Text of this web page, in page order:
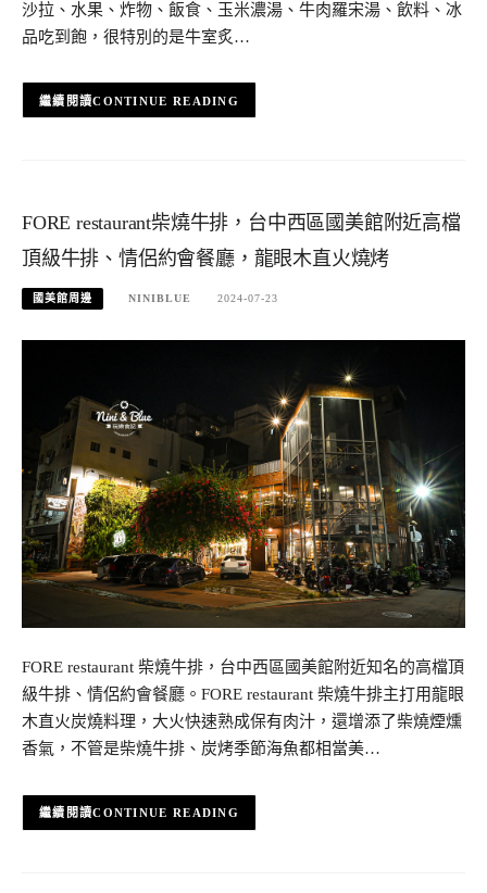
沙拉、水果、炸物、飯食、玉米濃湯、牛肉羅宋湯、飲料、冰
品吃到飽，很特別的是牛室炙…
CONTINUE READING
FORE restaurant柴燒牛排，台中西區國美館附近高檔
頂級牛排、情侶約會餐廳，龍眼木直火燒烤
國美館周邊 NINIBLUE 2024-07-23
FORE restaurant 柴燒牛排，台中西區國美館附近知名的高檔頂
級牛排、情侶約會餐廳。FORE restaurant 柴燒牛排主打用龍眼
木直火炭燒料理，大火快速熟成保有肉汁，還增添了柴燒煙燻
香氣，不管是柴燒牛排、炭烤季節海魚都相當美…
CONTINUE READING